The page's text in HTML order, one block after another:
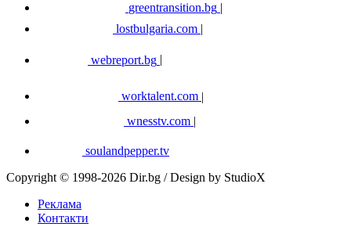
greentransition.bg |
lostbulgaria.com |
webreport.bg
worktalent.com |
wnesstv.com |
soulandpepper.tv
Copyright © 1998-2026 Dir.bg / Design by StudioX
Реклама
Контакти